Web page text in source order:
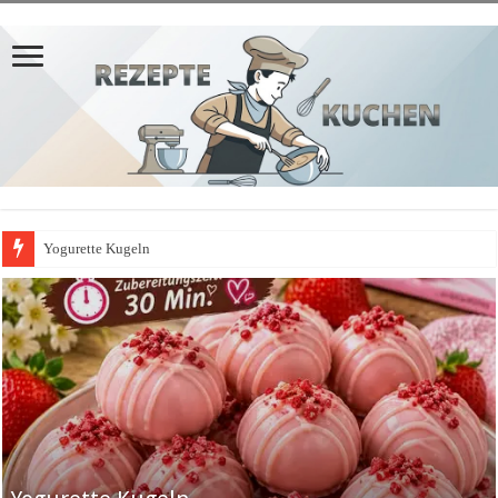
Yogurette Kugeln